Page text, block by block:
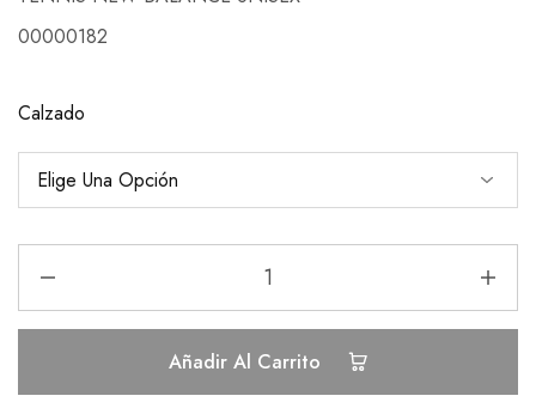
00000182
Calzado
Añadir Al Carrito